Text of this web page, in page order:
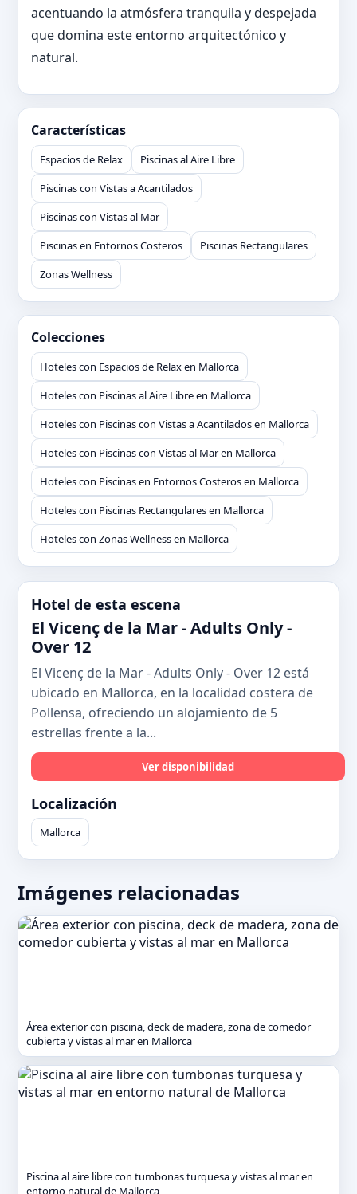
acentuando la atmósfera tranquila y despejada
que domina este entorno arquitectónico y
natural.
Características
Espacios de Relax
Piscinas al Aire Libre
Piscinas con Vistas a Acantilados
Piscinas con Vistas al Mar
Piscinas en Entornos Costeros
Piscinas Rectangulares
Zonas Wellness
Colecciones
Hoteles con Espacios de Relax en Mallorca
Hoteles con Piscinas al Aire Libre en Mallorca
Hoteles con Piscinas con Vistas a Acantilados en Mallorca
Hoteles con Piscinas con Vistas al Mar en Mallorca
Hoteles con Piscinas en Entornos Costeros en Mallorca
Hoteles con Piscinas Rectangulares en Mallorca
Hoteles con Zonas Wellness en Mallorca
Hotel de esta escena
El Vicenç de la Mar - Adults Only -
Over 12
El Vicenç de la Mar - Adults Only - Over 12 está
ubicado en Mallorca, en la localidad costera de
Pollensa, ofreciendo un alojamiento de 5
estrellas frente a la...
Ver disponibilidad
Localización
Mallorca
Imágenes relacionadas
Área exterior con piscina, deck de madera, zona de comedor
cubierta y vistas al mar en Mallorca
Piscina al aire libre con tumbonas turquesa y vistas al mar en
entorno natural de Mallorca